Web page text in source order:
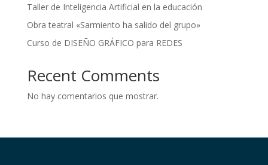
Taller de Inteligencia Artificial en la educación
Obra teatral «Sarmiento ha salido del grupo»
Curso de DISEÑO GRÁFICO para REDES
Recent Comments
No hay comentarios que mostrar.